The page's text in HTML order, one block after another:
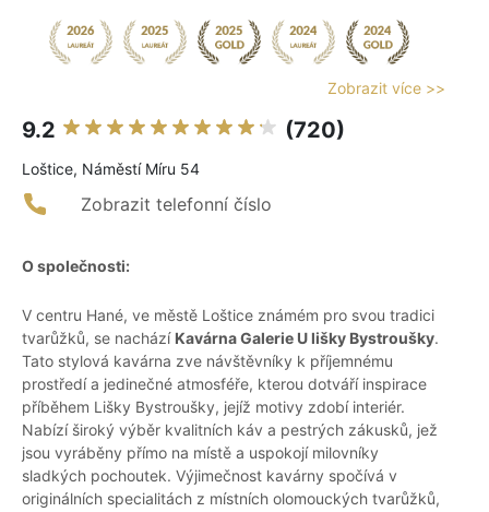
Zobrazit více >>
9.2 (720)
Loštice, Náměstí Míru 54
Zobrazit telefonní číslo
O společnosti:
V centru Hané, ve městě Loštice známém pro svou tradici
tvarůžků, se nachází Kavárna Galerie U lišky Bystroušky.
Tato stylová kavárna zve návštěvníky k příjemnému
prostředí a jedinečné atmosféře, kterou dotváří inspirace
příběhem Lišky Bystroušky, jejíž motivy zdobí interiér.
Nabízí široký výběr kvalitních káv a pestrých zákusků, jež
jsou vyráběny přímo na místě a uspokojí milovníky
sladkých pochoutek. Výjimečnost kavárny spočívá v
originálních specialitách z místních olomouckých tvarůžků,